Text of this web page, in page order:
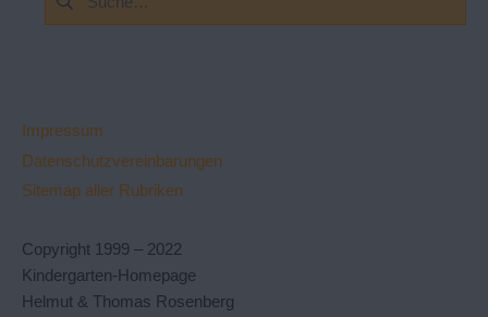
nach:
Impressum
Datenschutzvereinbarungen
Sitemap aller Rubriken
Copyright 1999 – 2022
Kindergarten-Homepage
Helmut & Thomas Rosenberg